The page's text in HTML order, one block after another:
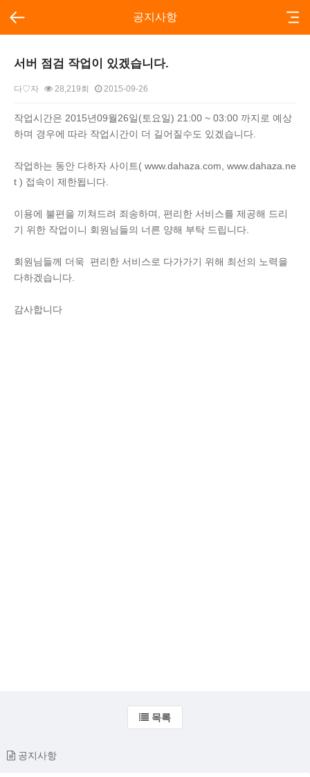
공지사항
서버 점검 작업이 있겠습니다.
다♡자 28,219회 2015-09-26
본문
작업시간은 2015년09월26일(토요일) 21:00 ~ 03:00 까지로 예상
하며 경우에 따라 작업시간이 더 길어질수도 있겠습니다.
작업하는 동안 다하자 사이트( www.dahaza.com, www.dahaza.ne
t ) 접속이 제한됩니다.
이용에 불편을 끼쳐드려 죄송하며, 편리한 서비스를 제공해 드리
기 위한 작업이니 회원님들의 너른 양해 부탁 드립니다.
회원님들께 더욱 편리한 서비스로 다가가기 위해 최선의 노력을
다하겠습니다.
감사합니다
목록
공지사항